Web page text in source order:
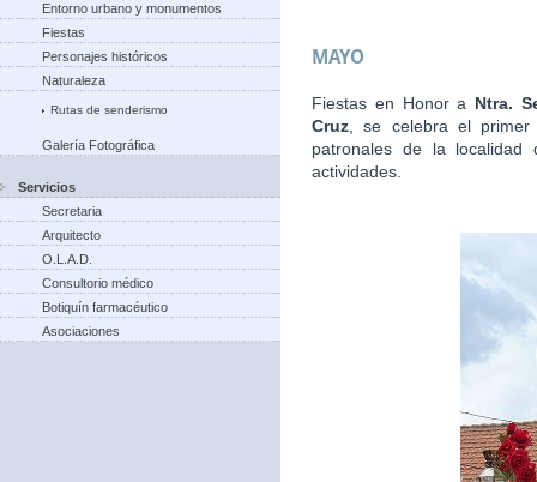
Entorno urbano y monumentos
Fiestas
Personajes históricos
Naturaleza
Rutas de senderismo
Galería Fotográfica
Servicios
Secretaria
Arquitecto
O.L.A.D.
Consultorio médico
Botiquín farmacéutico
Asociaciones
MAYO
Fiestas en Honor a Ntra.
Cruz , se celebra el
patronales de la
actividades.